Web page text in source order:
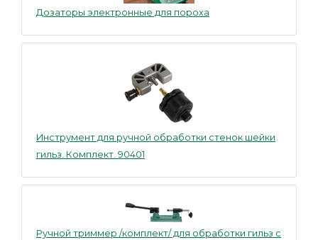
Дозаторы электронные для пороха
Инструмент для ручной обработки стенок шейки
гильз. Комплект. 90401
Ручной триммер /комплект/ для обработки гильз с